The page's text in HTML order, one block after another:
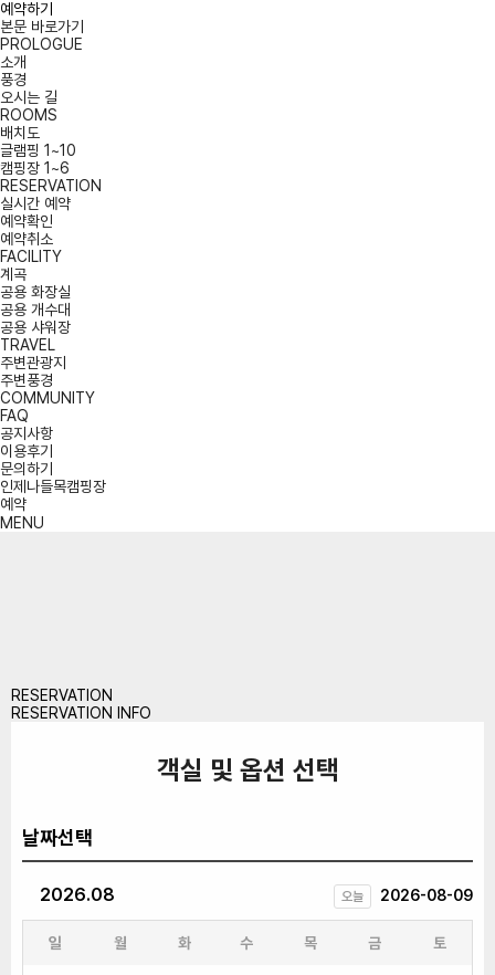
예약하기
본문 바로가기
PROLOGUE
소개
풍경
오시는 길
ROOMS
배치도
글램핑 1~10
캠핑장 1~6
RESERVATION
실시간 예약
예약확인
예약취소
FACILITY
계곡
공용 화장실
공용 개수대
공용 샤워장
TRAVEL
주변관광지
주변풍경
COMMUNITY
FAQ
공지사항
이용후기
문의하기
인제나들목캠핑장
예약
MENU
RESERVATION
RESERVATION INFO
객실 및 옵션 선택
날짜선택
2026.08 오늘 2026-08-09
일 월 화 수 목 금 토